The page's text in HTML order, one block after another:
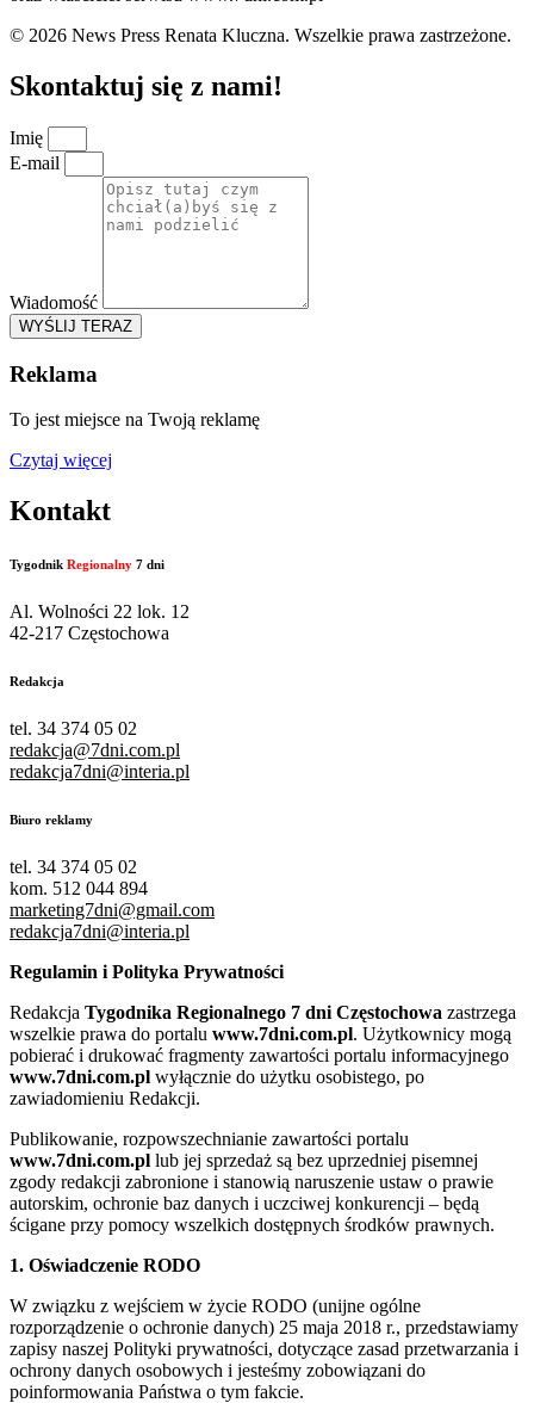
© 2026 News Press Renata Kluczna. Wszelkie prawa zastrzeżone.
Skontaktuj się z nami!
Imię
E-mail
Wiadomość
WYŚLIJ TERAZ
Reklama
To jest miejsce na Twoją reklamę
Czytaj więcej
Kontakt
Tygodnik Regionalny 7 dni
Al. Wolności 22 lok. 12
42-217 Częstochowa
Redakcja
tel. 34 374 05 02
redakcja@7dni.com.pl
redakcja7dni@interia.pl
Biuro reklamy
tel. 34 374 05 02
kom. 512 044 894
marketing7dni@gmail.com
redakcja7dni@interia.pl
Regulamin i Polityka Prywatności
Redakcja Tygodnika Regionalnego 7 dni Częstochowa zastrzega
wszelkie prawa do portalu www.7dni.com.pl. Użytkownicy mogą
pobierać i drukować fragmenty zawartości portalu informacyjnego
www.7dni.com.pl wyłącznie do użytku osobistego, po
zawiadomieniu Redakcji.
Publikowanie, rozpowszechnianie zawartości portalu
www.7dni.com.pl lub jej sprzedaż są bez uprzedniej pisemnej
zgody redakcji zabronione i stanowią naruszenie ustaw o prawie
autorskim, ochronie baz danych i uczciwej konkurencji – będą
ścigane przy pomocy wszelkich dostępnych środków prawnych.
1. Oświadczenie RODO
W związku z wejściem w życie RODO (unijne ogólne
rozporządzenie o ochronie danych) 25 maja 2018 r., przedstawiamy
zapisy naszej Polityki prywatności, dotyczące zasad przetwarzania i
ochrony danych osobowych i jesteśmy zobowiązani do
poinformowania Państwa o tym fakcie.